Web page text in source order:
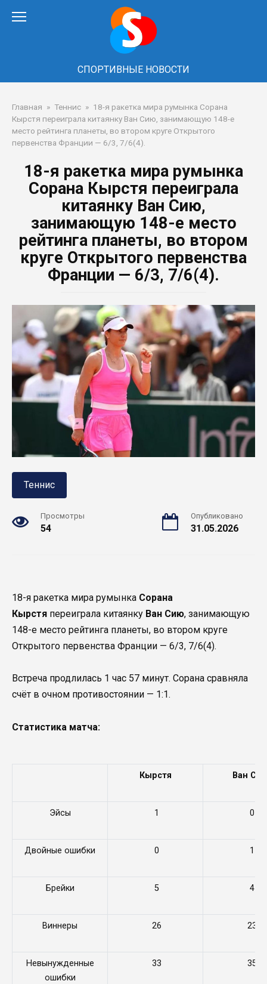
СПОРТИВНЫЕ НОВОСТИ
Главная » Теннис » 18-я ракетка мира румынка Сорана
Кырстя переиграла китаянку Ван Сию, занимающую 148-е
место рейтинга планеты, во втором круге Открытого
первенства Франции — 6/3, 7/6(4).
18-я ракетка мира румынка
Сорана Кырстя переиграла
китаянку Ван Сию,
занимающую 148-е место
рейтинга планеты, во втором
круге Открытого первенства
Франции — 6/3, 7/6(4).
Теннис
Просмотры
54
Опубликовано
31.05.2026
18-я ракетка мира румынка Сорана
Кырстя переиграла китаянку Ван Сию, занимающую
148-е место рейтинга планеты, во втором круге
Открытого первенства Франции — 6/3, 7/6(4).
Встреча продлилась 1 час 57 минут. Сорана сравняла
счёт в очном противостоянии — 1:1.
Статистика матча:
Кырстя Ван
Эйсы 1 0
Двойные ошибки 0 1
Брейки 5 4
Виннеры 26 23
Невынужденные
ошибки
33 35